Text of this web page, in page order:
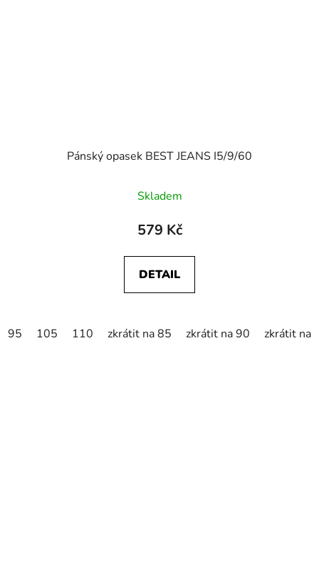
Pánský opasek BEST JEANS I5/9/60
Skladem
579 Kč
DETAIL
95 105 110 zkrátit na 85 zkrátit na 90 zkrátit na